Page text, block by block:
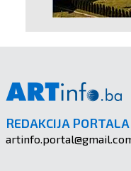
REDAKCIJA PORTALA